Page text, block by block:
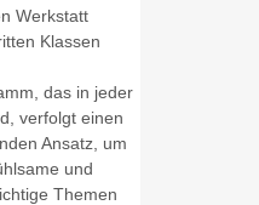
Werkstatt
Klassen
das in jeder
verfolgt einen
Ansatz, um
und
Themen